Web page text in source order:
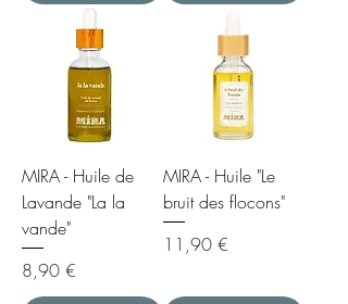
MIRA - Huile de
Lavande "La la
vande"
Prix
8,90 €
MIRA - Huile "Le
bruit des flocons"
Prix
11,90 €